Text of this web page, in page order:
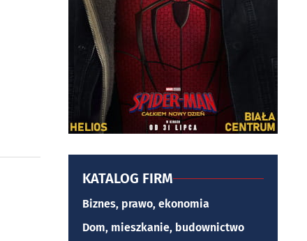
KATALOG FIRM
Biznes, prawo, ekonomia
Dom, mieszkanie, budownictwo